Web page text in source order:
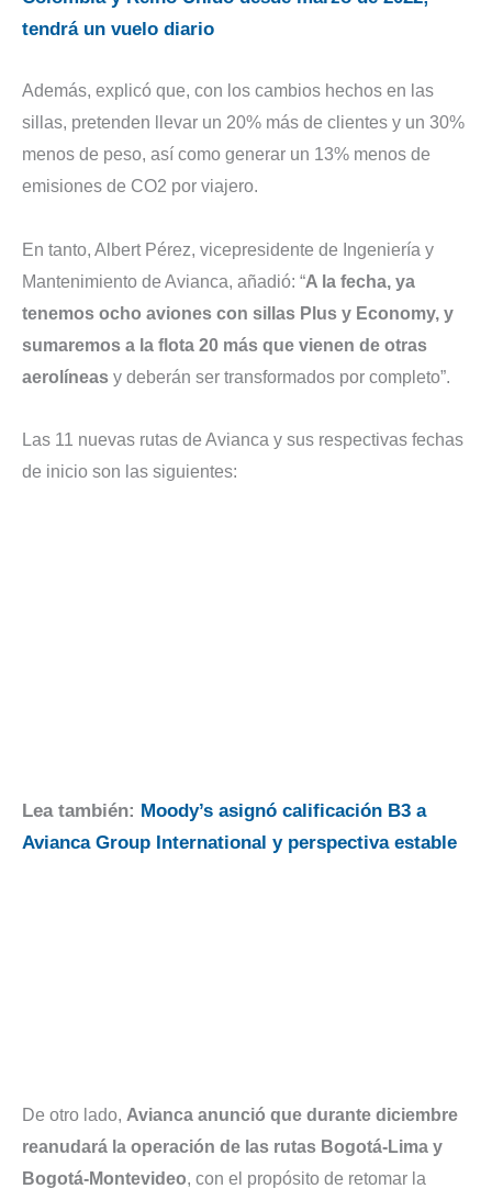
tendrá un vuelo diario
Además, explicó que, con los cambios hechos en las
sillas, pretenden llevar un 20% más de clientes y un 30%
menos de peso, así como generar un 13% menos de
emisiones de CO2 por viajero.
En tanto, Albert Pérez, vicepresidente de Ingeniería y
Mantenimiento de Avianca, añadió: “A la fecha, ya
tenemos ocho aviones con sillas Plus y Economy, y
sumaremos a la flota 20 más que vienen de otras
aerolíneas y deberán ser transformados por completo”.
Las 11 nuevas rutas de Avianca y sus respectivas fechas
de inicio son las siguientes:
Lea también: Moody’s asignó calificación B3 a
Avianca Group International y perspectiva estable
De otro lado, Avianca anunció que durante diciembre
reanudará la operación de las rutas Bogotá-Lima y
Bogotá-Montevideo, con el propósito de retomar la